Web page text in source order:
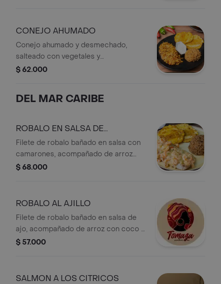
CONEJO AHUMADO
Conejo ahumado y desmechado,
salteado con vegetales y
acompañado de arroz blanco y
$ 62.000
DEL MAR CARIBE
ROBALO EN SALSA DE
CAMARON
Filete de robalo bañado en salsa con
camarones, acompañado de arroz
con coco y patacon.
$ 68.000
ROBALO AL AJILLO
Filete de robalo bañado en salsa de
ajo, acompañado de arroz con coco y
patacon.
$ 57.000
SALMON A LOS CITRICOS